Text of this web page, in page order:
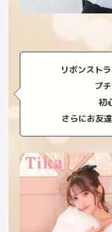
リボンスト
プ
初
さらにお友